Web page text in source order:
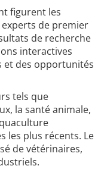
figurent les
de premier
de recherche
interactives
et des opportunités
tels que
la santé animale,
les plus récents. Le
de vétérinaires,